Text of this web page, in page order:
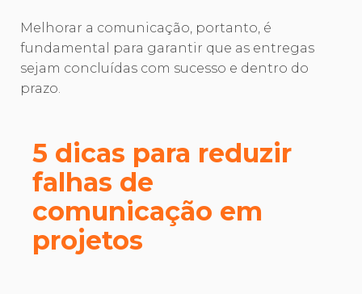
Melhorar a comunicação, portanto, é
fundamental para garantir que as entregas
sejam concluídas com sucesso e dentro do
prazo.
5 dicas para reduzir
falhas de
comunicação em
projetos